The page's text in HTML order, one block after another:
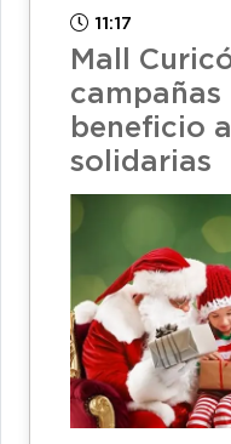
11:17
Mall
campañas
beneficio
solidarias